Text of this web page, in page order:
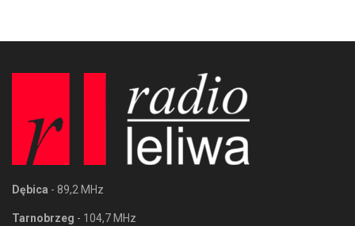
Dębica - 89,2 MHz
Tarnobrzeg - 104,7 MHz